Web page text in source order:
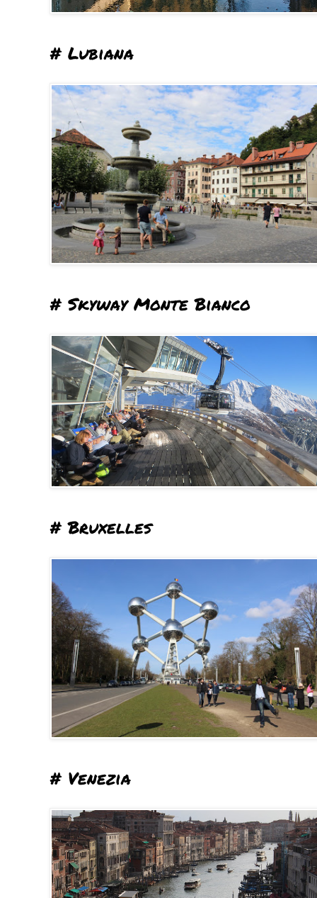
# Lubiana
# Skyway Monte Bianco
# Bruxelles
# Venezia